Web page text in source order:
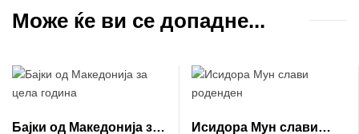
Може ќе ви се допадне...
Бајки од Македонија за
Исидора Мун слави